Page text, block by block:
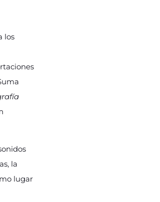
los
la
lugar